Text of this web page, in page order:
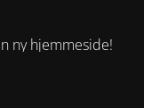
ny hjemmeside!